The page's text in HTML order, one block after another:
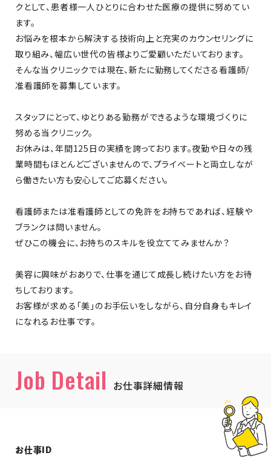
クとして、患者様一人ひとりに合わせた医療の提供に努めてい
ます。
お悩みを根本から解決する技術向上と充実のカウンセリングに
取り組み、幅広い世代の皆様よりご愛顧いただいております。
そんな当クリニックでは現在、新たに勤務してくださる看護師/
准看護師を募集しています。
スタッフにとって、ゆとりある勤務ができるような環境づくりに
努める当クリニック。
お休みは、年間125日の実績を誇っております。夜勤や日々の残
業時間もほとんどございませんので、プライベートと両立しなが
ら働きたい方も安心してご応募ください。
看護師または准看護師としての免許をお持ちであれば、経験や
ブランクは問いません。
ぜひこの機会に、お持ちのスキルを役立ててみませんか？
美容に興味がおありで、仕事を通じて成長し続けたい方をお待
ちしております。
お客様が求める「美」のお手伝いをしながら、自分自身もキレイ
になれるお仕事です。
Job Detail お仕事詳細情報
お仕事ID